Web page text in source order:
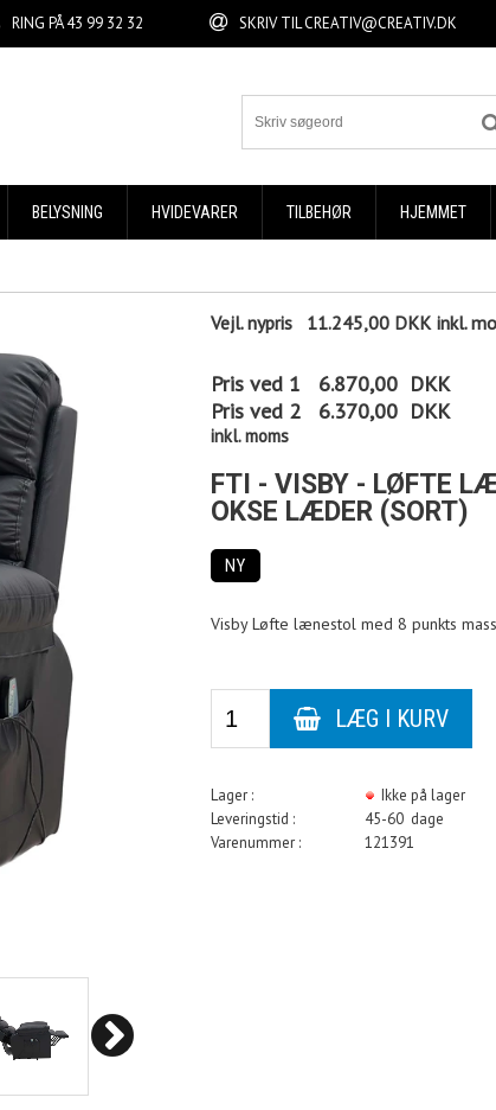
RING PÅ43 99 32 32 SKRIV TILCREATIV@CREATIV.DK
BELYSNING HVIDEVARER TILBEHØR HJEMMET
Vejl. nypris 11.245,00 DKK inkl.
Pris ved 1 6.870,00 DKK
Pris ved 2
6.370,00 DKK
inkl. moms
FTI - VISBY - LØFTE
OKSE LÆDER (SORT)
NY
Visby Løfte lænestol med 8 punkts
Lager :
Ikke på lager
Leveringstid :
45-60 dage
Varenummer :
121391